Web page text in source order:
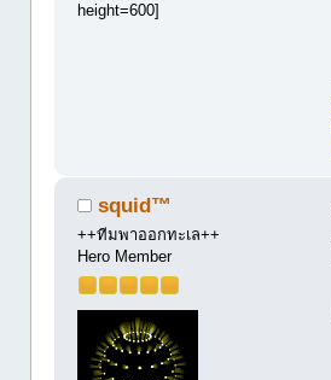
height=600]
squid™
++ทีมพาออกทะเล++
Hero Member